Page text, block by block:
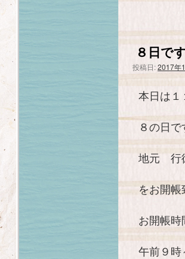
８日です
投稿日:2017年
本日は１
８の日
地元 行
をお開帳
お開帳
午前９時